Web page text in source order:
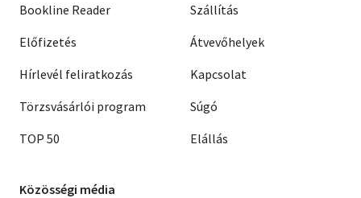
Bookline Reader
Előfizetés
Hírlevél feliratkozás
Törzsvásárlói program
TOP 50
Szállítás
Átvevőhelyek
Kapcsolat
Súgó
Elállás
Közösségi média